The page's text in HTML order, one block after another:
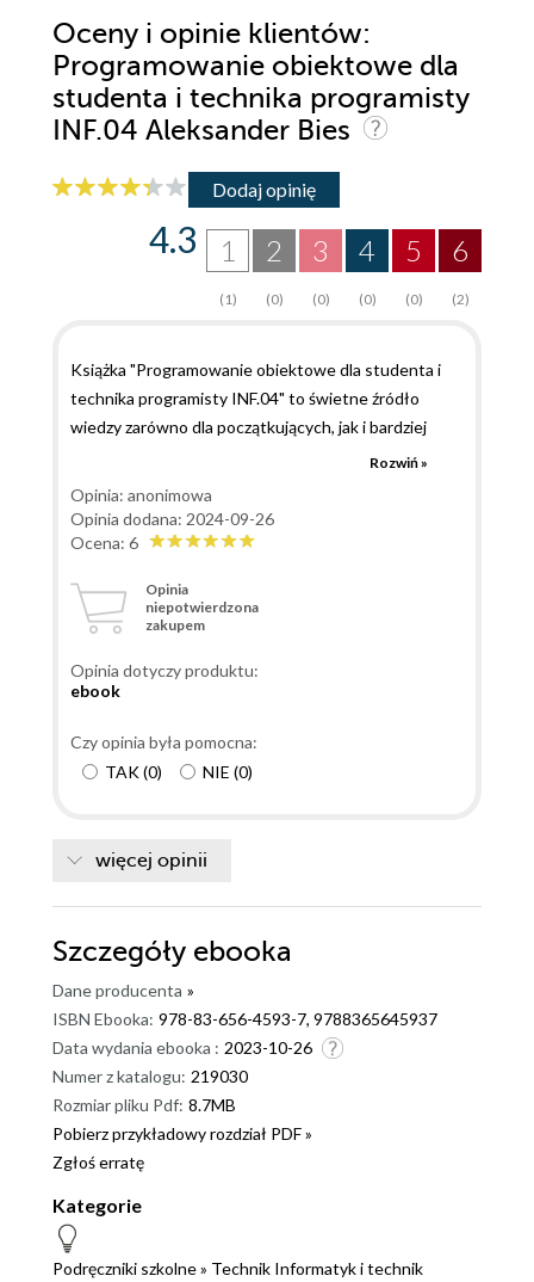
Oceny i opinie klientów:
Programowanie obiektowe dla
studenta i technika programisty
INF.04 Aleksander Bies
Dodaj opinię
6
(2)
5
(0)
4
(0)
3
(0)
2
(0)
1
(1)
4.3
Książka "Programowanie obiektowe dla studenta i
technika programisty INF.04" to świetne źródło
wiedzy zarówno dla początkujących, jak i bardziej
zaawansowanych czytelników. Autor w przystępny
programowaniem obiektowym, a liczne przykłady
kodu pomagają zrozumieć nawet trudniejsze
pozwala na stopniowe przyswajanie wiedzy. Pomimo
kilku drobnych błędów, które łatwo wyłapać, książka
wartościowa pozycja, która może stanowić solidną
programistycznych.
Rozwiń »
Opinia: anonimowa
Opinia dodana: 2024-09-26
Ocena: 6
Opinia
niepotwierdzona
zakupem
Opinia dotyczy produktu:
ebook
Czy opinia była pomocna:
TAK(0) NIE (0)
więcej opinii
Szczegóły ebooka
Dane producenta »
ISBN Ebooka: 978-83-656-4593-7, 9788365645937
Data wydania ebooka : 2023-10-26
Numer z katalogu: 219030
Rozmiar pliku Pdf: 8.7MB
Pobierz przykładowy rozdział PDF »
Zgłoś erratę
Kategorie
Podręczniki szkolne» Technik Informatyk i technik